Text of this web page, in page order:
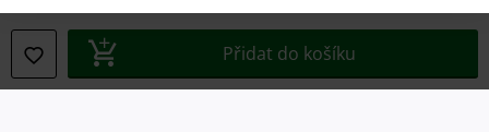
Přidat do košíku
Prohlášení o shodě
Informace o přístupnosti